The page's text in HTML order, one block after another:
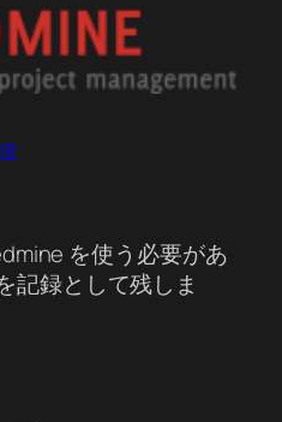
を使う必要があ
記録として残しま